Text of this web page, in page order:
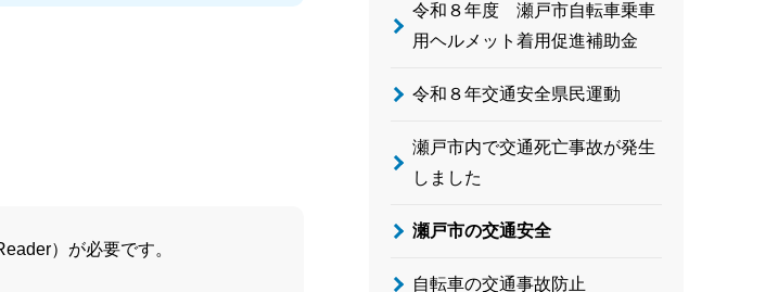
）が必要です。
令和８年度 瀬戸市自転車乗車
用ヘルメット着用促進補助金
令和８年交通安全県民運動
瀬戸市内で交通死亡事故が発生
しました
瀬戸市の交通安全
自転車の交通事故防止